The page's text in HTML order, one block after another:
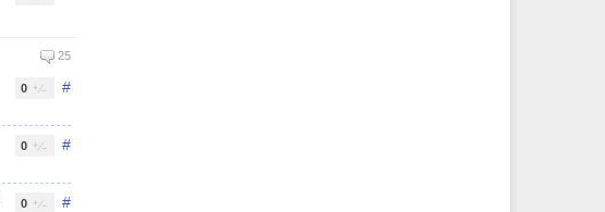
25
#
0
#
0
#
0